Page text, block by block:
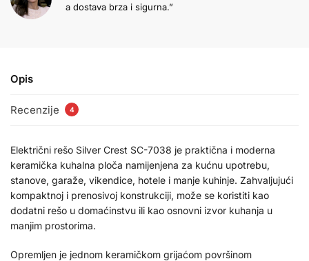
a dostava brza i sigurna.”
Opis
Recenzije 4
Električni rešo Silver Crest SC-7038 je praktična i moderna
keramička kuhalna ploča namijenjena za kućnu upotrebu,
stanove, garaže, vikendice, hotele i manje kuhinje. Zahvaljujući
kompaktnoj i prenosivoj konstrukciji, može se koristiti kao
dodatni rešo u domaćinstvu ili kao osnovni izvor kuhanja u
manjim prostorima.
Opremljen je jednom keramičkom grijaćom površinom